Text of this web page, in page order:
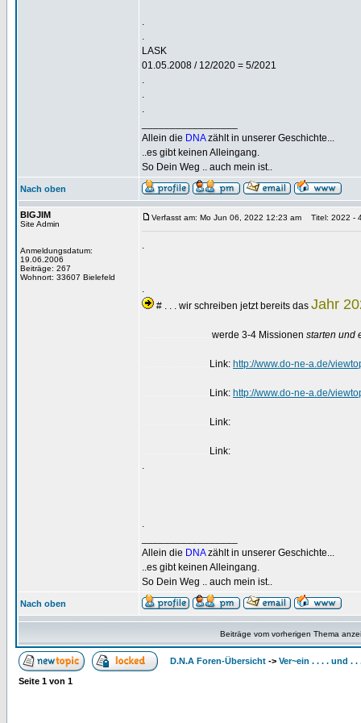
.
.
LASK
01.05.2008 / 12/2020 = 5/2021
.
.
.
Allein die DNAzählt in unserer Geschichte...
..es gibt keinen Alleingang.
So Dein Weg .. auch mein ist..
Nach oben
BIGJIM
Site Admin
Anmeldungsdatum:
19.06.2006
Beiträge: 267
Wohnort: 33607 Bielefeld
Verfasst am: Mo Jun 06, 2022 12:23 am Titel: 2022 -
.
.
# . . . wir schreiben jetzt bereits das Jahr
werde 3-4 Missionen starten und
Link: http://www.do-ne-a.de/
Link: http://www.do-ne-a.de/
Link:
Link:
.
.
Allein die DNAzählt in unserer Geschichte...
..es gibt keinen Alleingang.
So Dein Weg .. auch mein ist..
Nach oben
Beiträge vom vorherigen Thema
D.N.A Foren-Übersicht -> Ver~ein . . . . und . .
Seite 1 von 1